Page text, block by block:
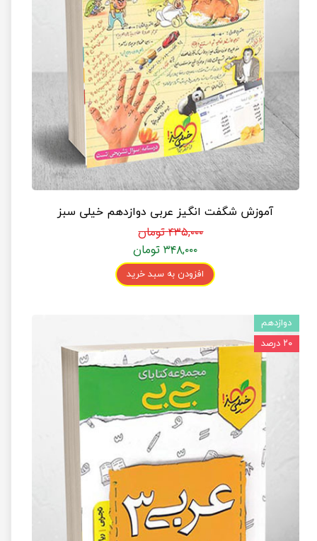
آموزش شگفت انگیز عربی دوازدهم خیلی سبز
۴۳۵,۰۰۰ تومان
۳۴۸,۰۰۰ تومان
افزودن به سبد خرید
دوازدهم
۲۰ درصد